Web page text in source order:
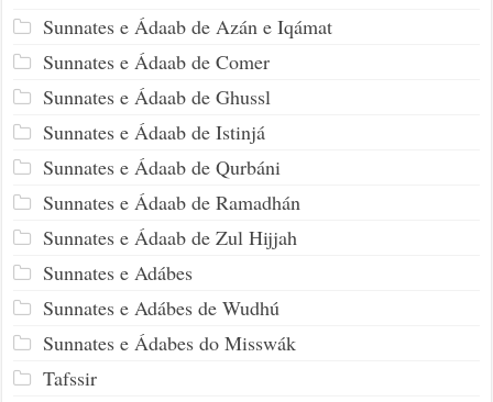
Sunnates e Ádaab de Azán e Iqámat
Sunnates e Ádaab de Comer
Sunnates e Ádaab de Ghussl
Sunnates e Ádaab de Istinjá
Sunnates e Ádaab de Qurbáni
Sunnates e Ádaab de Ramadhán
Sunnates e Ádaab de Zul Hijjah
Sunnates e Adábes
Sunnates e Adábes de Wudhú
Sunnates e Ádabes do Misswák
Tafssir